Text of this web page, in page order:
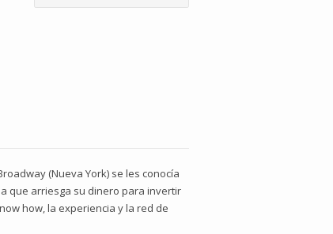
(Nueva York) se les conocía
que arriesga su dinero para invertir
how, la experiencia y la red de